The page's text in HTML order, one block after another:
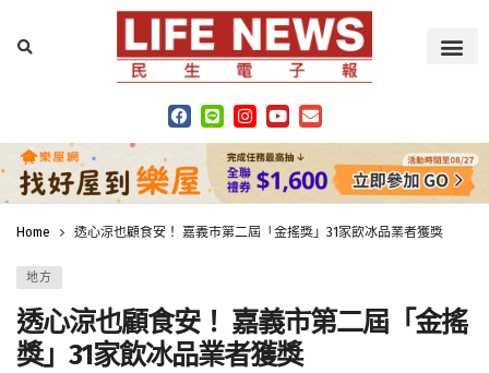
Home 透心涼也顧食安！ 嘉義市第二屆「金搖獎」31家飲冰品業者獲獎
地方
透心涼也顧食安！ 嘉義市第二屆「金搖
獎」31家飲冰品業者獲獎